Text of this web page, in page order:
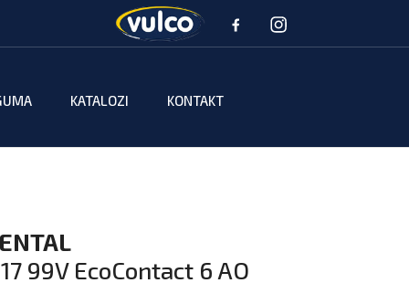
KATALOZI KONTAKT
99V EcoContact 6 AO